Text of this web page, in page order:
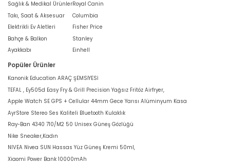
Sağlık & Medikal Ürünler
Takı, Saat & Aksesuar
Elektrikli Ev Aletleri
Bahçe & Balkon
Ayakkabı
Royal Canin
Columbia
Fisher Price
Stanley
Einhell
Popüler Ürünler
Kanonik Education ARAÇ ŞEMSİYESİ
TEFAL , Ey505d Easy Fry & Grill Precision Yağsız Fritöz Airfryer,
Apple Watch SE GPS + Cellular 44mm Gece Yarısı Alüminyum Kasa
AyrStore Stereo Ses Kaliteli Bluetooth Kulaklık
Ray-Ban 4340 710/M2 50 Unisex Güneş Gözlüğü
Nike Sneaker,Kadın
NIVEA Nivea SUN Hassas Yüz Güneş Kremi 50ml,
Xiaomi Power Bank 10000mAh